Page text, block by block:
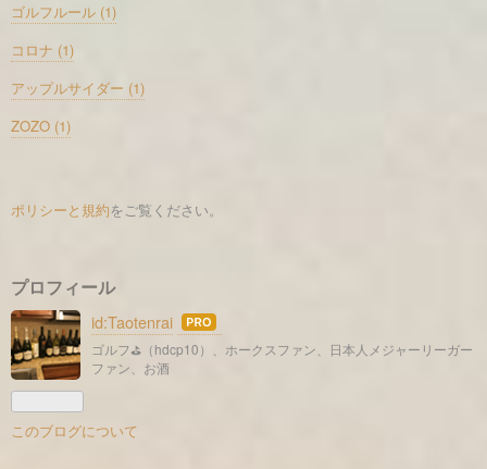
ゴルフルール (1)
コロナ (1)
アップルサイダー (1)
ZOZO (1)
ポリシーと規約をご覧ください。
プロフィール
id:Taotenrai はて
なブ
ゴルフ⛳️（hdcp10）、ホークスファン、日本人メジャーリーガー
ファン、お酒
このブログについて